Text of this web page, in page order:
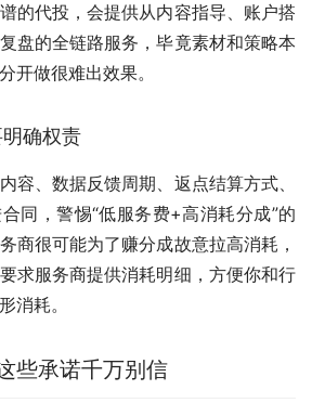
的代投，会提供从内容指导、账户搭
盘的全链路服务，毕竟素材和策略本
开做很难出效果。
确权责
容、数据反馈周期、返点结算方式、
同，警惕“低服务费+高消耗分成”的
商很可能为了赚分成故意拉高消耗，
求服务商提供消耗明细，方便你和行
消耗。
些承诺千万别信